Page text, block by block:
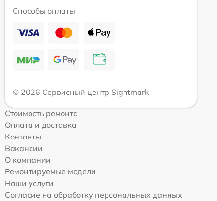
Способы оплаты
© 2026 Сервисный центр Sightmark
Стоимость ремонта
Оплата и доставка
Контакты
Вакансии
О компании
Ремонтируемые модели
Наши услуги
Согласие на обработку персональных данных